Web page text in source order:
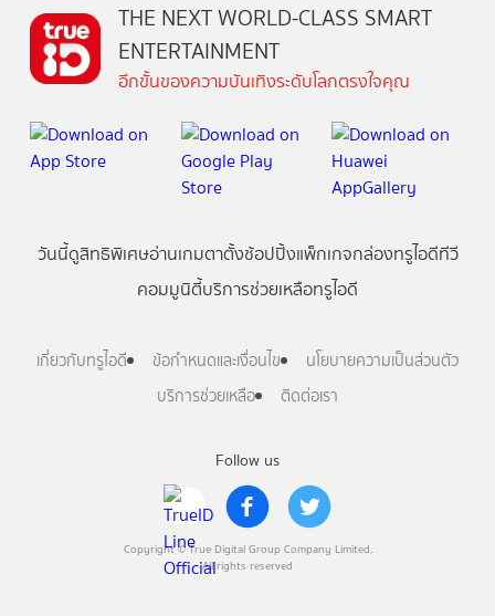
Follow us
Copyright © True Digital Group Company Limited.
All rights reserved
THE NEXT WORLD-CLASS SMART
ENTERTAINMENT
อีกขั้นของความบันเทิงระดับโลกตรงใจคุณ
วันนี้ดูสิทธิพิเศษอ่านเกมตาตั้งช้อปปิ้งแพ็กเกจกล่องทรูไอดีทีวี
คอมมูนิตี้บริการช่วยเหลือทรูไอดี
เกี่ยวกับทรูไอดี ข้อกำหนดและเงื่อนไข
นโยบายความเป็นส่วนตัว
บริการช่วยเหลือ
ติดต่อเรา